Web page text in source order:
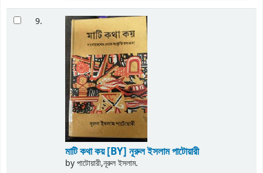
9.
মাটি কথা কয়[BY] নূরুল ইসলাম পাটোয়ারী
byপাটোয়ারী,নূরুল ইসলাম.